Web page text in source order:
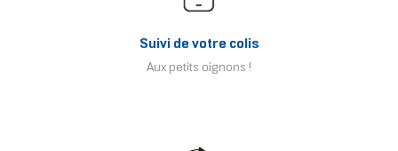
Suivi de votre colis
Aux petits oignons !